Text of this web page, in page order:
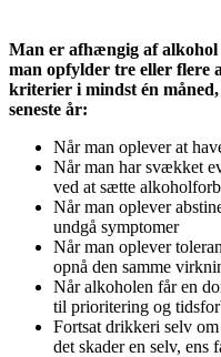
Man er afhængig af
man opfylder tre eller flere
kriterier i mindst én
seneste år:
Når man oplever at
Når man har svækket
ved at sætte
Når man oplever
undgå symptomer
Når man oplever
opnå den samme
Når alkoholen får en
til prioritering og
Fortsat drikkeri selv
det skader en selv, ens